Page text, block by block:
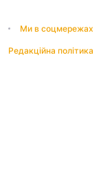
Ми в соцмережах
Редакційна політика